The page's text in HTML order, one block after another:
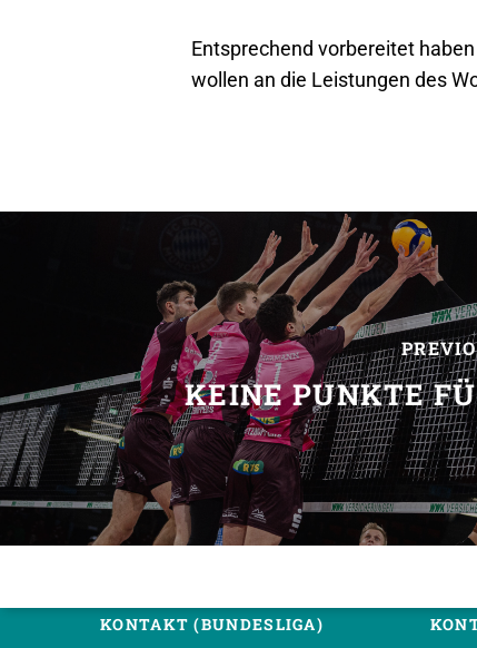
Entsprechend vorbereitet
wollen an die Leistungen des
KEINE PUNKTE
KONTAKT (BUNDESLIGA)